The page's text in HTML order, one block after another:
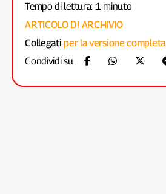
Tempo di lettura: 1 minuto
ARTICOLO DI ARCHIVIO
Collegati per la versione completa
Condividi su